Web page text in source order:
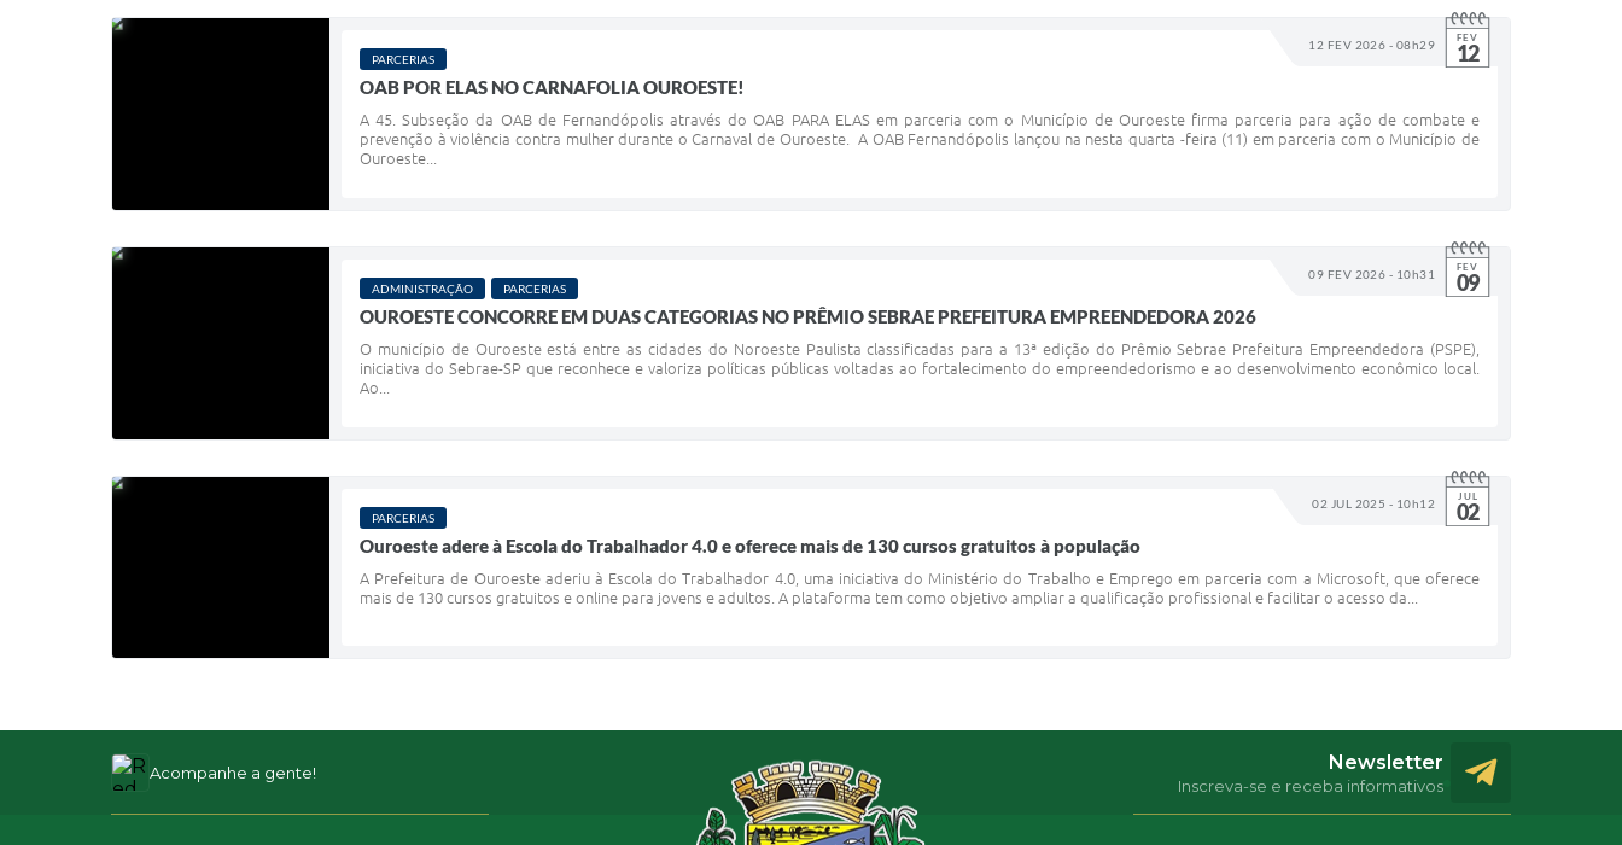
12 FEV 2026 - 08h29 FEV
12
PARCERIAS
OAB POR ELAS NO CARNAFOLIA OUROESTE!
A 45. Subseção da OAB de Fernandópolis através do OAB PARA ELAS em parceria com o Município de Ouroeste firma parceria para ação de combate e
prevenção à violência contra mulher durante o Carnaval de Ouroeste. A OAB Fernandópolis lançou na nesta quarta -feira (11) em parceria com o Município de
Ouroeste...
09 FEV 2026 - 10h31 FEV
09
ADMINISTRAÇÃO PARCERIAS
OUROESTE CONCORRE EM DUAS CATEGORIAS NO PRÊMIO SEBRAE PREFEITURA EMPREENDEDORA 2026
O município de Ouroeste está entre as cidades do Noroeste Paulista classificadas para a 13ª edição do Prêmio Sebrae Prefeitura Empreendedora (PSPE),
iniciativa do Sebrae-SP que reconhece e valoriza políticas públicas voltadas ao fortalecimento do empreendedorismo e ao desenvolvimento econômico local.
Ao...
02 JUL 2025 - 10h12 JUL
02
PARCERIAS
Ouroeste adere à Escola do Trabalhador 4.0 e oferece mais de 130 cursos gratuitos à população
A Prefeitura de Ouroeste aderiu à Escola do Trabalhador 4.0, uma iniciativa do Ministério do Trabalho e Emprego em parceria com a Microsoft, que oferece
mais de 130 cursos gratuitos e online para jovens e adultos. A plataforma tem como objetivo ampliar a qualificação profissional e facilitar o acesso da...
Acompanhe a gente! Newsletter
Inscreva-se e receba informativos